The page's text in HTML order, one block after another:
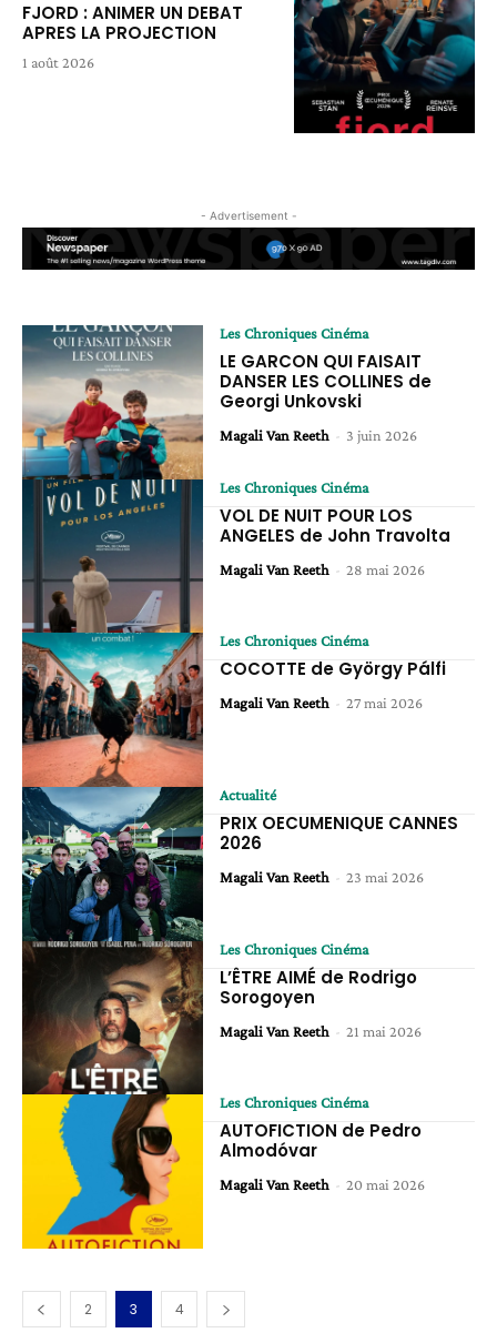
FJORD : ANIMER UN DEBAT
APRES LA PROJECTION
1 août 2026
- Advertisement -
Les Chroniques Cinéma
LE GARCON QUI FAISAIT
DANSER LES COLLINES de
Georgi Unkovski
Magali Van Reeth - 3 juin 2026
Les Chroniques Cinéma
VOL DE NUIT POUR LOS
ANGELES de John Travolta
Magali Van Reeth - 28 mai 2026
Les Chroniques Cinéma
COCOTTE de György Pálfi
Magali Van Reeth - 27 mai 2026
Actualité
PRIX OECUMENIQUE CANNES
2026
Magali Van Reeth - 23 mai 2026
Les Chroniques Cinéma
L’ÊTRE AIMÉ de Rodrigo
Sorogoyen
Magali Van Reeth - 21 mai 2026
Les Chroniques Cinéma
AUTOFICTION de Pedro
Almodóvar
Magali Van Reeth - 20 mai 2026
2 3 4